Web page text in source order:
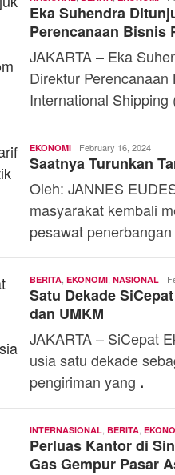
Eka Suhendra
Perencanaan Bisnis
JAKARTA – Eka
Direktur
International Shipping
EKONOMI Admin
February 16, 2024
Saatnya Turunkan
Oleh: JANNES
masyarakat kembali
pesawat
BERITA EKONOMI NASIONAL Andi
Satu Dekade
dan UMKM
JAKARTA – SiCepat
usia satu dekade
pengiriman yang .
INTERNASIONAL BERITA
Perluas Kantor di
Gas Gempur Pasar